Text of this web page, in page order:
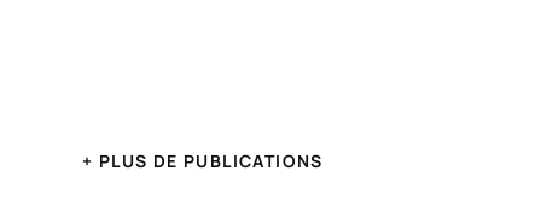
+ PLUS DE PUBLICATIONS